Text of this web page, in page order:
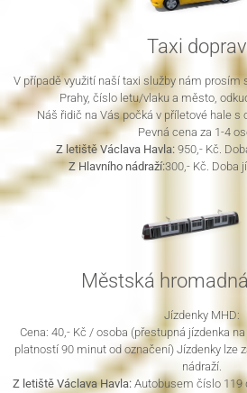
Taxi
V případě využití naší taxi služby nám
Prahy, číslo letu/vlaku a město,
Náš řidič na Vás počká v příletové hale s
Pevná cena za 1-4
Z letiště Václava Havla:950,- Kč.
Z Hlavního nádraží:300,- Kč. Doba
Městská
Jízdenky MHD:
Cena: 40,- Kč / osoba (přestupná jízdenka
platností 90 minut od označení) Jízdenky lze
nádraží.
Z letiště Václava Havla:Autobusem číslo 119